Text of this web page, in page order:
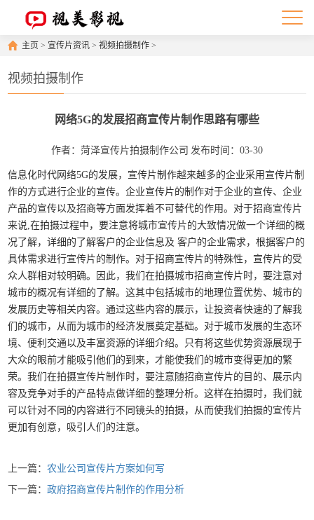
主页 > 宣传片资讯 >视频拍摄制作 >
视频拍摄制作
网络5G的发展招商宣传片制作思路有哪些
作者：菏泽宣传片拍摄制作公司 发布时间：03-30
信息化时代网络5G的发展，宣传片制作越来越多的企业采用宣传片制
作的方式进行企业的宣传。企业宣传片的制作对于企业的宣传、企业
产品的宣传以及招商等方面发挥着不可替代的作用。对于招商宣传片
来说,在拍摄过程中，要注意将城市宣传片的大致情况做一个详细的概
况了解，详细的了解客户的企业信息及 客户的企业需求，根据客户的
具体需求进行宣传片的制作。对于招商宣传片的特殊性，宣传片的受
众人群相对较明确。因此，我们在拍摄城市招商宣传片时，要注意对
城市的概况有详细的了解。这其中包括城市的地理位置优势、城市的
发展历史等相关内容。通过这些内容的展示，让投资者快速的了解我
们的城市，从而为城市的经济发展奠定基础。对于城市发展的生态环
境、便利交通以及丰富资源的详细介绍。只有将这些优势资源展现于
大众的眼前才能吸引他们的到来，才能使我们的城市变得更加的繁
荣。我们在拍摄宣传片制作时，要注意随招商宣传片的目的、展示内
容及竞争对手的产品特点做详细的整理分析。这样在拍摄时，我们就
可以针对不同的内容进行不同镜头的拍摄，从而使我们拍摄的宣传片
更加有创意，吸引人们的注意。
上一篇：农业公司宣传片方案如何写
下一篇：政府招商宣传片制作的作用分析